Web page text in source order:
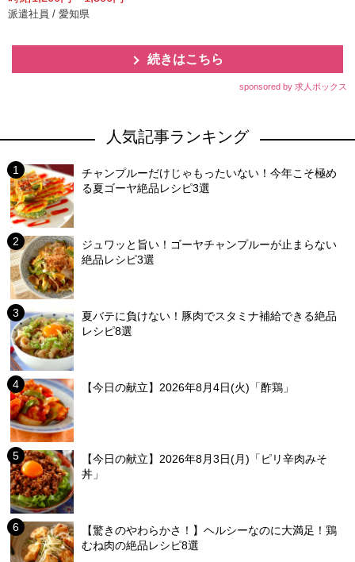
派遣社員 / 愛知県
続きはこちら
sponsored by 求人ボックス
人気記事ランキング
チャンプルーだけじゃもったいない！今年こそ極め
る夏ゴーヤ絶品レシピ3選
ジュワッと旨い！ゴーヤチャンプルーが止まらない
絶品レシピ3選
夏バテに負けない！豚肉でスタミナ補給できる絶品
レシピ8選
【今日の献立】2026年8月4日(火)「酢鶏」
【今日の献立】2026年8月3日(月)「ピリ辛肉みそ
丼」
【驚きのやわらかさ！】ヘルシーなのに大満足！鶏
むね肉の絶品レシピ8選